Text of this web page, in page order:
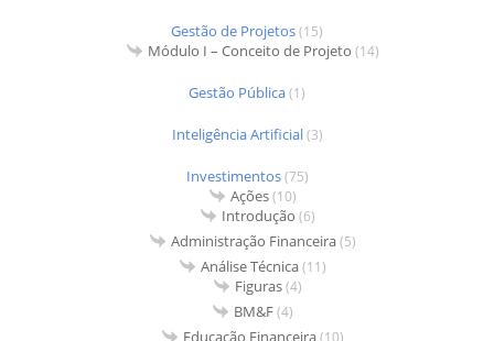
Gestão de Projetos(15)
Módulo I – Conceito de Projeto (14)
Gestão Pública(1)
Inteligência Artificial(3)
Investimentos(75)
Ações(10)
Introdução (6)
Administração Financeira(5)
Análise Técnica(11)
Figuras(4)
BM&F(4)
Educação Financeira(10)